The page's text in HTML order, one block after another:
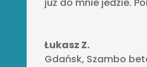
już do mnie jedzie.
Łukasz Z.
Gdańsk, Szambo